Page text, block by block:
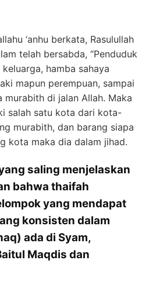
‘anhu berkata, Rasulullah
telah bersabda, “Penduduk
hamba sahaya
mapun perempuan, sampai
murabith di jalan Allah. Maka
salah satu kota dari kota-
murabith, dan barang siapa
kota maka dia dalam jihad.
saling menjelaskan
bahwa thaifah
yang mendapat
konsisten dalam
ada di Syam,
Maqdis dan